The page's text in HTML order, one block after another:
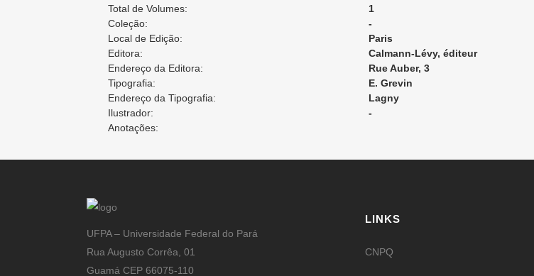
Total de Volumes:
1
Coleção:
-
Local de Edição:
Paris
Editora:
Calmann-Lévy, éditeur
Endereço da Editora:
Rue Auber, 3
Tipografia:
E. Grevin
Endereço da Tipografia:
Lagny
Ilustrador:
-
Anotações:
UFPA – Universidade Federal do Pará
Rua Augusto Corrêa, 01
Guamá CEP 66075-110
LINKS
CNPQ